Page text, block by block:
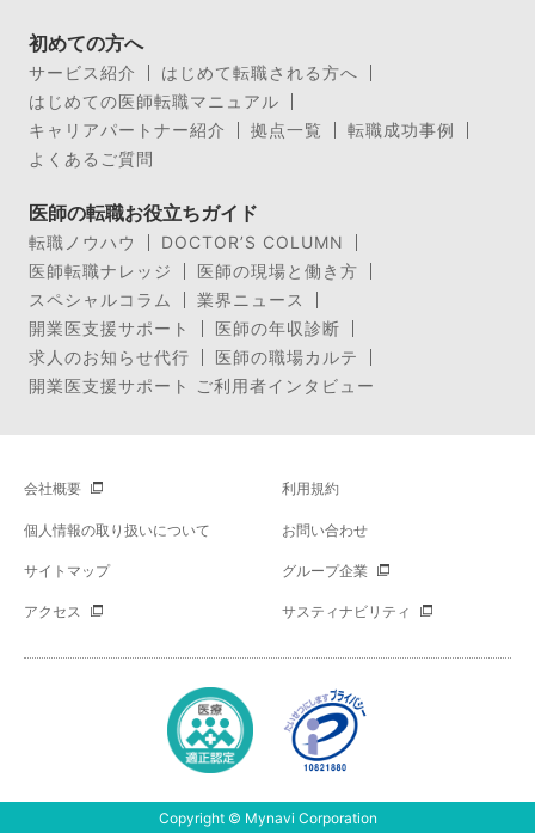
初めての方へ
サービス紹介
はじめて転職される方へ
はじめての医師転職マニュアル
キャリアパートナー紹介
拠点一覧
転職成功事例
よくあるご質問
医師の転職お役立ちガイド
転職ノウハウ
DOCTOR’S COLUMN
医師転職ナレッジ
医師の現場と働き方
スペシャルコラム
業界ニュース
開業医支援サポート
医師の年収診断
求人のお知らせ代行
医師の職場カルテ
開業医支援サポート ご利用者インタビュー
会社概要 利用規約
個人情報の取り扱いについて お問い合わせ
サイトマップ グループ企業
アクセス サスティナビリティ
Copyright © Mynavi Corporation